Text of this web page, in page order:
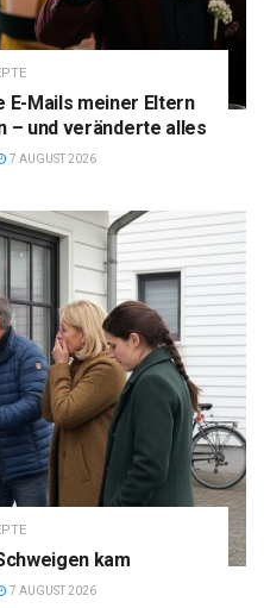
E-Mails meiner Eltern
– und veränderte alles
7 AUGUST 2026
kam
7 AUGUST 2026